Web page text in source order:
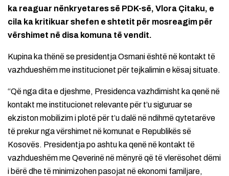
ka reaguar nënkryetares së PDK-së, Vlora Çitaku, e
cila ka kritikuar shefen e shtetit për mosreagim për
vërshimet në disa komuna të vendit.
Kupina ka thënë se presidentja Osmani është në kontakt të
vazhdueshëm me institucionet për tejkalimin e kësaj situate.
“Që nga dita e djeshme, Presidenca vazhdimisht ka qenë në
kontakt me institucionet relevante për t’u siguruar se
ekziston mobilizim i plotë për t’u dalë në ndihmë qytetarëve
të prekur nga vërshimet në komunat e Republikës së
Kosovës. Presidentja po ashtu ka qenë në kontakt të
vazhdueshëm me Qeverinë në mënyrë që të vlerësohet dëmi
i bërë dhe të minimizohen pasojat në ekonomi familjare,